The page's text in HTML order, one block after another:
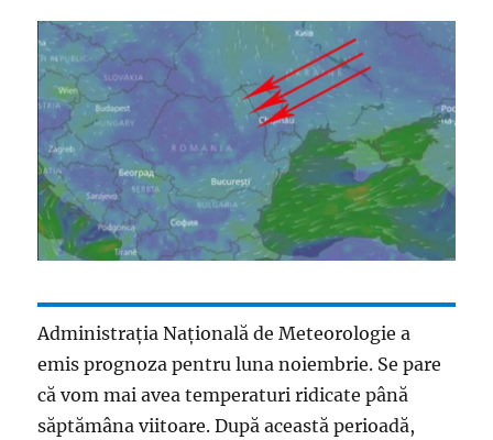
Administraţia Naţională de Meteorologie a
emis prognoza pentru luna noiembrie. Se pare
că vom mai avea temperaturi ridicate până
săptămâna viitoare. După această perioadă,